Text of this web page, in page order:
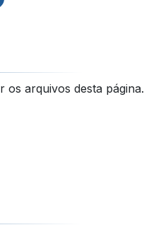
os arquivos desta página.